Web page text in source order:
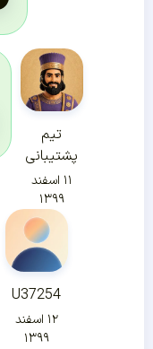
تیم
پشتیبانی
۱۱ اسفند
۱۳۹۹
U37254
۱۲ اسفند
۱۳۹۹